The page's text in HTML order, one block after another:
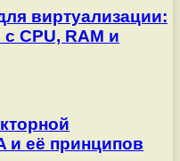
виртуализации:
CPU, RAM и
и её принципов